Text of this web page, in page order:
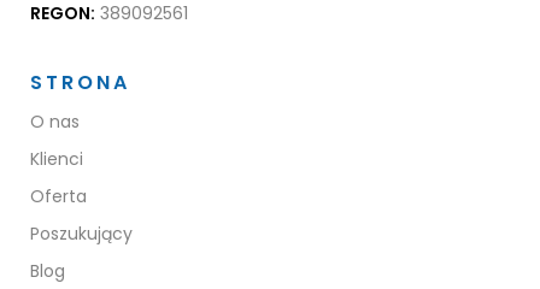
REGON: 389092561
STRONA
O nas
Klienci
Oferta
Poszukujący
Blog